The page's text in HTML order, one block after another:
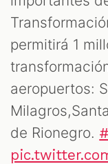
permitirá 1
aeropuertos:
de Rionegro.